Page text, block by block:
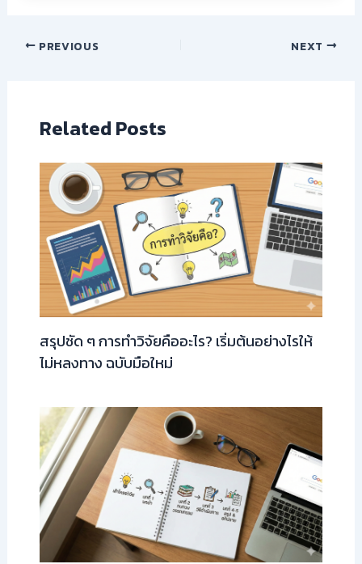
PREVIOUS NEXT
Related Posts
สรุปชัด ๆ การทำวิจัยคืออะไร? เริ่มต้นอย่างไรให้
ไม่หลงทาง ฉบับมือใหม่